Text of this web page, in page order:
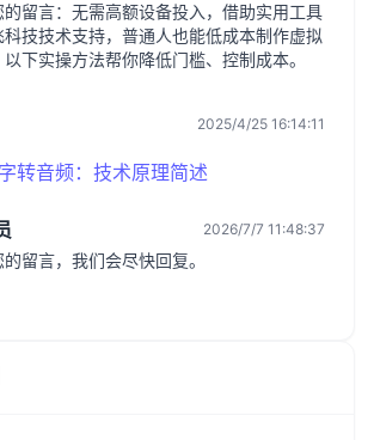
的留言：无需高额设备投入，借助实用工具
科技技术支持，普通人也能低成本制作虚拟
以下实操方法帮你降低门槛、控制成本。
2025/4/25 16:14:11
转音频：技术原理简述
2026/7/7 11:48:37
留言，我们会尽快回复。